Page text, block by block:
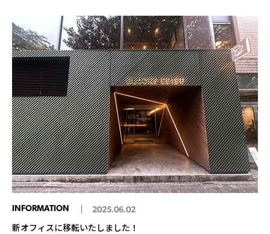
INFORMATION 2025.06.02
新オフィスに移転いたしました！